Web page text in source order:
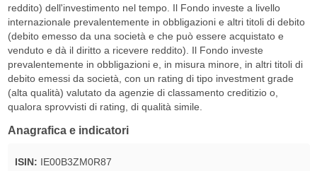
reddito) dell'investimento nel tempo. Il Fondo investe a livello
internazionale prevalentemente in obbligazioni e altri titoli di debito
(debito emesso da una società e che può essere acquistato e
venduto e dà il diritto a ricevere reddito). Il Fondo investe
prevalentemente in obbligazioni e, in misura minore, in altri titoli di
debito emessi da società, con un rating di tipo investment grade
(alta qualità) valutato da agenzie di classamento creditizio o,
qualora sprovvisti di rating, di qualità simile.
Anagrafica e indicatori
ISIN: IE00B3ZM0R87